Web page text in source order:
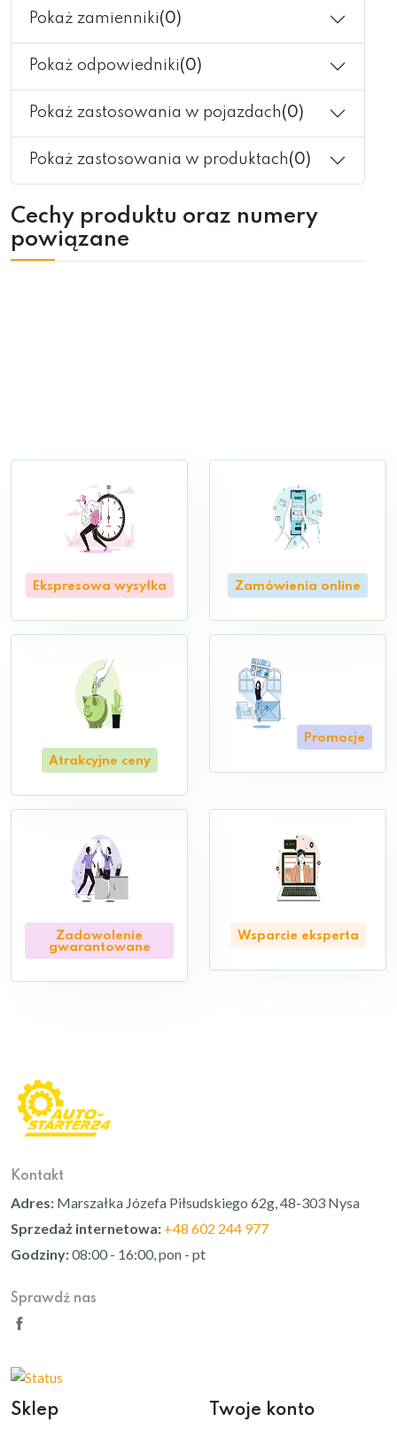
Pokaż zamienniki(0)
Pokaż odpowiedniki(0)
Pokaż zastosowania w pojazdach(0)
Pokaż zastosowania w produktach(0)
Cechy produktu oraz numery
powiązane
Ekspresowa wysyłka Zamówienia online
Atrakcyjne ceny
Promocje
Zadowolenie
gwarantowane
Wsparcie eksperta
Kontakt
Adres: Marszałka Józefa Piłsudskiego 62g, 48-303 Nysa
Sprzedaż internetowa: +48 602 244 977
Godziny:08:00 - 16:00, pon - pt
Sprawdź nas
Sklep Twoje konto